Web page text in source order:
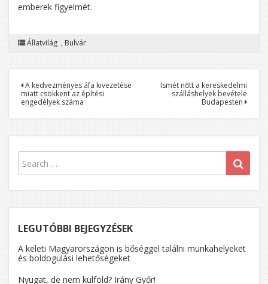
emberek figyelmét.
Állatvilág , Bulvár
Bejegyzés
navigáció
A kedvezményes áfa kivezetése
miatt csökkent az építési
engedélyek száma
Ismét nőtt a kereskedelmi
szálláshelyek bevétele
Budapesten
LEGUTÓBBI BEJEGYZÉSEK
A keleti Magyarországon is bőséggel találni munkahelyeket
és boldogulási lehetőségeket
Nyugat, de nem külföld? Irány Győr!